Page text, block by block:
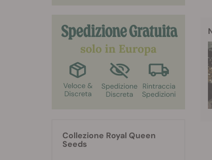
Collezione Royal Queen
Seeds